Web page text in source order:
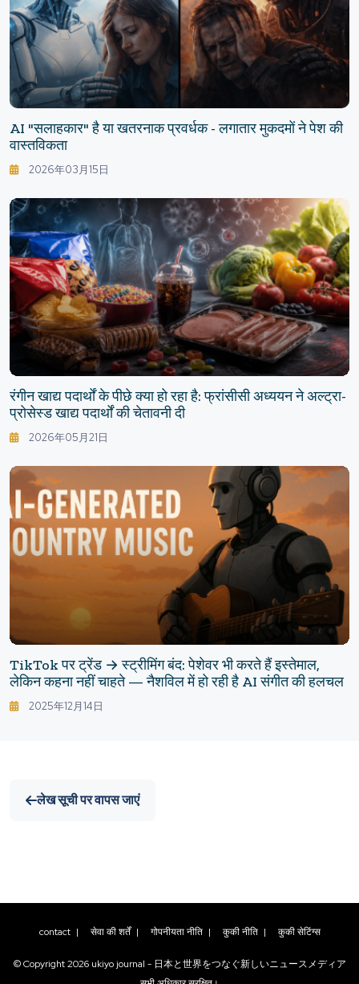
AI "सलाहकार" है या खतरनाक प्रवर्धक - लगातार मुकदमों ने पेश की
वास्तविकता
2026年03月15日
रंगीन खाद्य पदार्थों के पीछे क्या हो रहा है: फ्रांसीसी अध्ययन ने अल्ट्रा-
प्रोसेस्ड खाद्य पदार्थों की चेतावनी दी
2026年05月21日
TikTok पर ट्रेंड → स्ट्रीमिंग बंद: पेशेवर भी करते हैं इस्तेमाल,
लेकिन कहना नहीं चाहते — नैशविल में हो रही है AI संगीत की हलचल
2025年12月14日
लेख सूची पर वापस जाएं
contact | सेवा की शर्तें | गोपनीयता नीति | कुकी नीति | कुकी सेटिंग्स
© Copyright2026 ukiyo journal - 日本と世界をつなぐ新しいニュースメディア